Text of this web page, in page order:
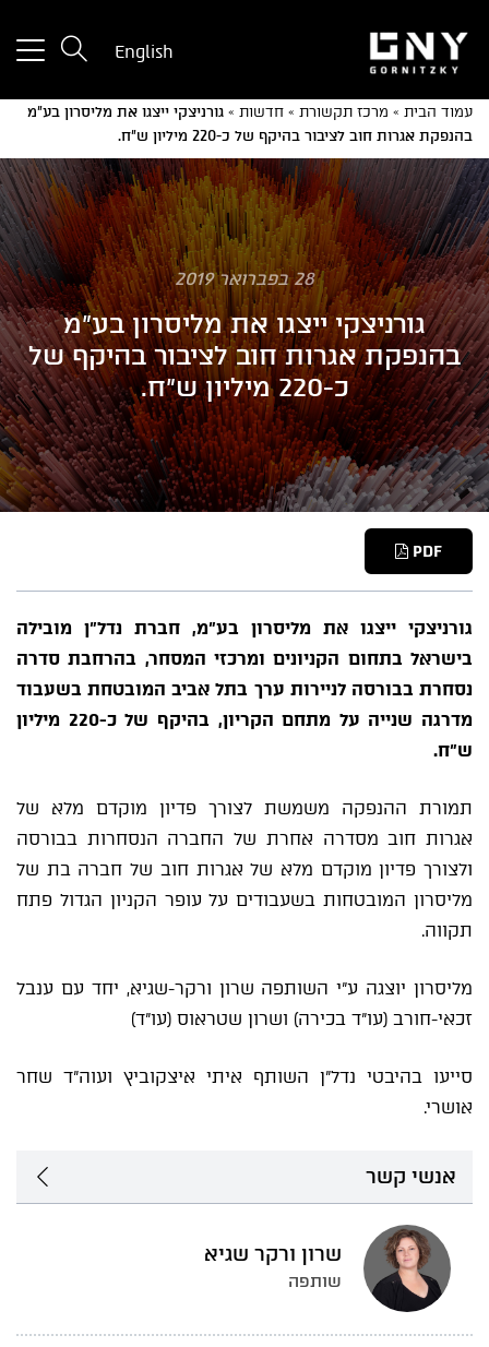
for
a
English
עמוד הבית » מרכז תקשורת » חדשות » גורניצקי ייצגו את מליסרון בע"מ
בהנפקת אגרות חוב לציבור בהיקף של כ-220 מיליון ש"ח.
28 בפברואר 2019
גורניצקי ייצגו את מליסרון בע"מ
בהנפקת אגרות חוב לציבור בהיקף של
כ-220 מיליון ש"ח.
PDF
גורניצקי ייצגו את מליסרון בע"מ, חברת נדל"ן מובילה
בישראל בתחום הקניונים ומרכזי המסחר, בהרחבת סדרה
נסחרת בבורסה לניירות ערך בתל אביב המובטחת בשעבוד
מדרגה שנייה על מתחם הקריון, בהיקף של כ-220 מיליון
ש"ח.
תמורת ההנפקה משמשת לצורך פדיון מוקדם מלא של
אגרות חוב מסדרה אחרת של החברה הנסחרות בבורסה
ולצורך פדיון מוקדם מלא של אגרות חוב של חברה בת של
מליסרון המובטחות בשעבודים על עופר הקניון הגדול פתח
תקווה.
מליסרון יוצגה ע"י השותפה שרון ורקר-שגיא, יחד עם ענבל
זכאי-חורב (עו"ד בכירה) ושרון שטראוס (עו"ד)
סייעו בהיבטי נדל"ן השותף איתי איצקוביץ ועוה"ד שחר
אושרי.
אנשי קשר
שרון ורקר שגיא
שותפה